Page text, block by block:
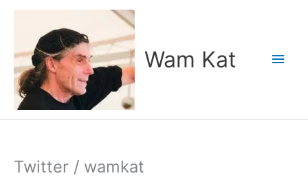
Wam Kat
Twitter / wamkat